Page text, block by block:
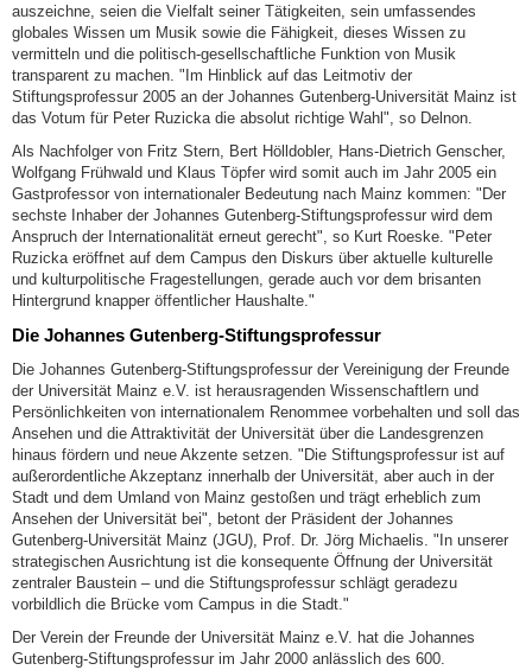
auszeichne, seien die Vielfalt seiner Tätigkeiten, sein umfassendes
globales Wissen um Musik sowie die Fähigkeit, dieses Wissen zu
vermitteln und die politisch-gesellschaftliche Funktion von Musik
transparent zu machen. "Im Hinblick auf das Leitmotiv der
Stiftungsprofessur 2005 an der Johannes Gutenberg-Universität Mainz ist
das Votum für Peter Ruzicka die absolut richtige Wahl", so Delnon.
Als Nachfolger von Fritz Stern, Bert Hölldobler, Hans-Dietrich Genscher,
Wolfgang Frühwald und Klaus Töpfer wird somit auch im Jahr 2005 ein
Gastprofessor von internationaler Bedeutung nach Mainz kommen: "Der
sechste Inhaber der Johannes Gutenberg-Stiftungsprofessur wird dem
Anspruch der Internationalität erneut gerecht", so Kurt Roeske. "Peter
Ruzicka eröffnet auf dem Campus den Diskurs über aktuelle kulturelle
und kulturpolitische Fragestellungen, gerade auch vor dem brisanten
Hintergrund knapper öffentlicher Haushalte."
Die Johannes Gutenberg-Stiftungsprofessur
Die Johannes Gutenberg-Stiftungsprofessur der Vereinigung der Freunde
der Universität Mainz e.V. ist herausragenden Wissenschaftlern und
Persönlichkeiten von internationalem Renommee vorbehalten und soll das
Ansehen und die Attraktivität der Universität über die Landesgrenzen
hinaus fördern und neue Akzente setzen. "Die Stiftungsprofessur ist auf
außerordentliche Akzeptanz innerhalb der Universität, aber auch in der
Stadt und dem Umland von Mainz gestoßen und trägt erheblich zum
Ansehen der Universität bei", betont der Präsident der Johannes
Gutenberg-Universität Mainz (JGU), Prof. Dr. Jörg Michaelis. "In unserer
strategischen Ausrichtung ist die konsequente Öffnung der Universität
zentraler Baustein – und die Stiftungsprofessur schlägt geradezu
vorbildlich die Brücke vom Campus in die Stadt."
Der Verein der Freunde der Universität Mainz e.V. hat die Johannes
Gutenberg-Stiftungsprofessur im Jahr 2000 anlässlich des 600.